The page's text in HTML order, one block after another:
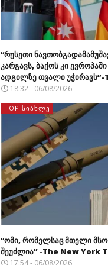
“რუსეთი
კარგავს, ბაქოს კი
ადგილზე თვალი უჭირავს”-
18:32 - 06/08/2026
TOP ᲡᲘᲐᲮᲚᲔ
“ომი, რომელსაც მთელი
შეუძლია” -The New York
17:54 - 06/08/2026